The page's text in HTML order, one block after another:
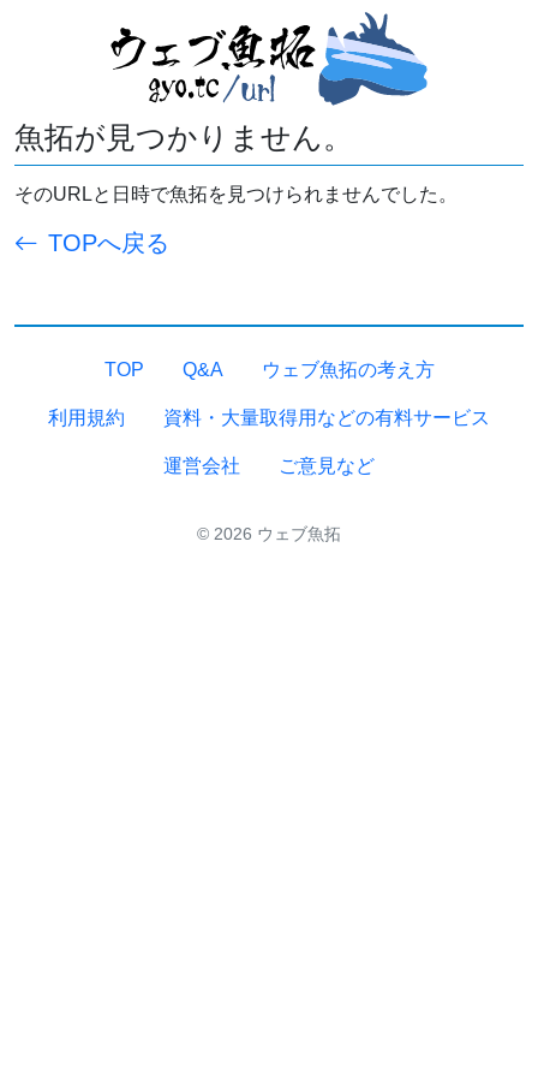
魚拓が見つかりません。
そのURLと日時で魚拓を見つけられませんでした。
TOPへ戻る
TOP Q&A ウェブ魚拓の考え方
利用規約 資料・大量取得用などの有料サービス
運営会社 ご意見など
© 2026 ウェブ魚拓